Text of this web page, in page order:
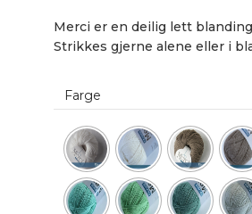
Merci er en deilig lett
Strikkes gjerne alene eller i
Farge